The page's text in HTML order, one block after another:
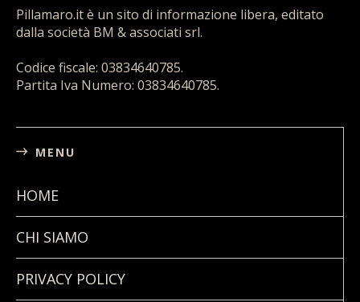
Pillamaro.it è un sito di informazione libera, editato
dalla società BM & associati srl.
Codice fiscale: 03834640785.
Partita Iva Numero: 03834640785.
MENU
HOME
CHI SIAMO
PRIVACY POLICY